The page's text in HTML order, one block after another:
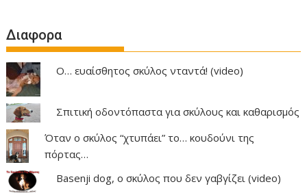
Διαφορα
Ο… ευαίσθητος σκύλος νταντά! (video)
Σπιτική οδοντόπαστα για σκύλους και καθαρισμός
Όταν ο σκύλος “χτυπάει” το… κουδούνι της
πόρτας…
Basenji dog, ο σκύλος που δεν γαβγίζει (video)